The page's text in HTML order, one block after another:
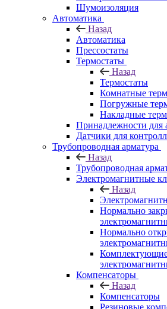
Шумоизоляция
Автоматика
Назад
Автоматика
Прессостаты
Термостаты
Назад
Термостаты
Комнатные
Погружные
Накладные
Принадлежности для
Датчики для
Трубопроводная арматура
Назад
Трубопроводная
Электромагнитные
Назад
Нормально
Нормально
Компенсаторы
Назад
Компенсаторы
Резиновые